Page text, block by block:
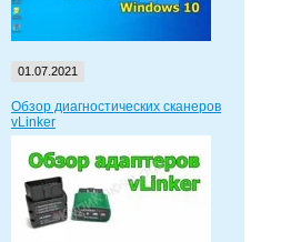
01.07.2021
Обзор диагностических сканеров
vLinker